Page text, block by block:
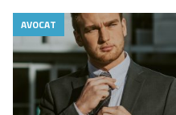
AVOCAT